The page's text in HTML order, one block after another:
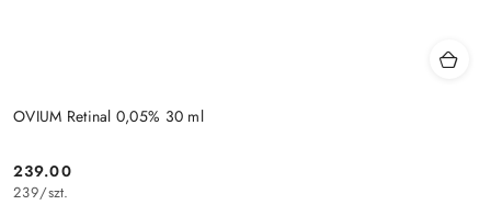
OVIUM Retinal 0,05% 30 ml
Cena:
239.00
239/szt.